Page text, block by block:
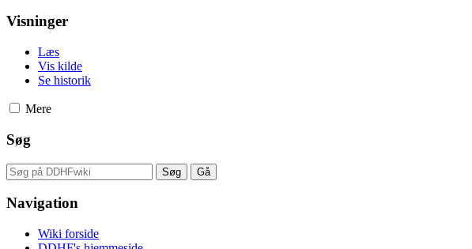
Visninger
Læs
Vis kilde
Se historik
Mere
Søg
Navigation
Wiki forside